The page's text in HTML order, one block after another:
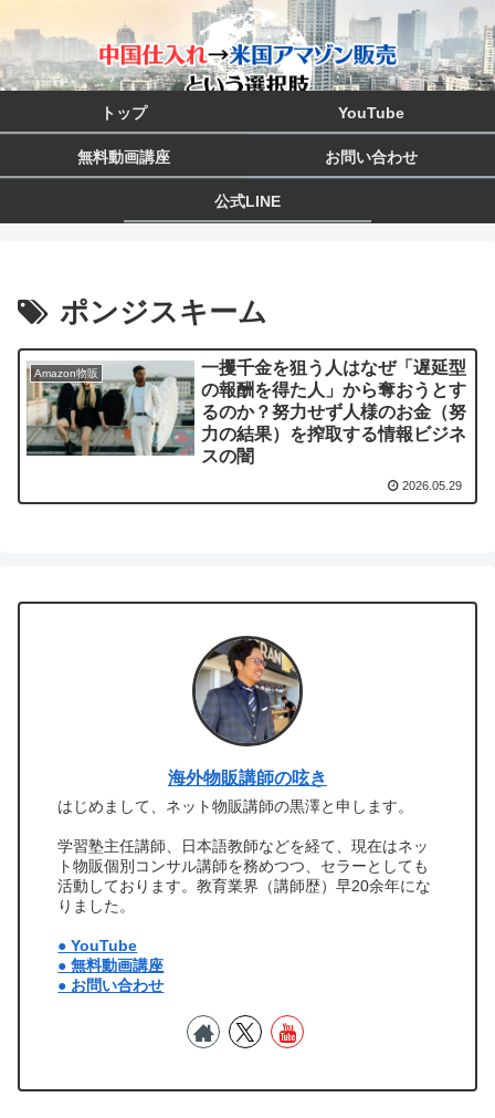
トップ YouTube
無料動画講座 お問い合わせ
公式LINE
ポンジスキーム
Amazon物販
一攫千金を狙う人はなぜ「遅延型
の報酬を得た人」から奪おうとす
るのか？努力せず人様のお金（努
力の結果）を搾取する情報ビジネ
スの闇
2026.05.29
海外物販講師の呟き
はじめまして、ネット物販講師の黒澤と申します。
学習塾主任講師、日本語教師などを経て、現在はネッ
ト物販個別コンサル講師を務めつつ、セラーとしても
活動しております。教育業界（講師歴）早20余年にな
りました。
● YouTube
● 無料動画講座
● お問い合わせ